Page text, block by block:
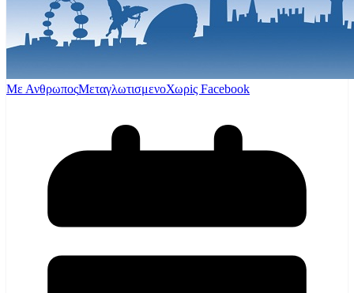
Με ΑνθρωποςΜεταγλωτισμενοΧωρiς Facebook